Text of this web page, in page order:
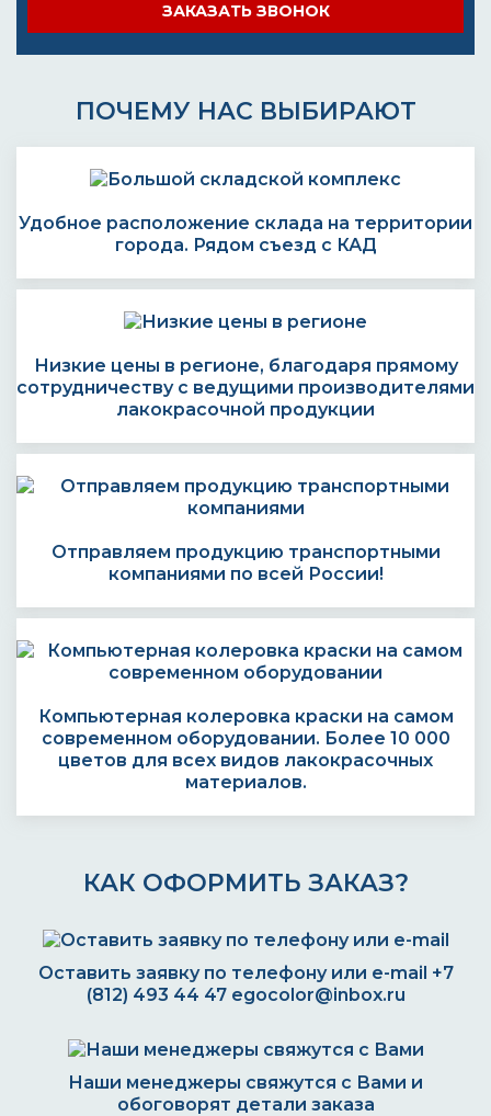
ЗАКАЗАТЬ ЗВОНОК
ПОЧЕМУ НАС ВЫБИРАЮТ
Удобное расположение склада на территории
города. Рядом съезд с КАД
Низкие цены в регионе, благодаря прямому
сотрудничеству с ведущими производителями
лакокрасочной продукции
Отправляем продукцию транспортными
компаниями по всей России!
Компьютерная колеровка краски на самом
современном оборудовании. Более 10 000
цветов для всех видов лакокрасочных
материалов.
КАК ОФОРМИТЬ ЗАКАЗ?
Оставить заявку по телефону или e-mail +7
(812) 493 44 47 egocolor@inbox.ru
Наши менеджеры свяжутся с Вами и
обоговорят детали заказа